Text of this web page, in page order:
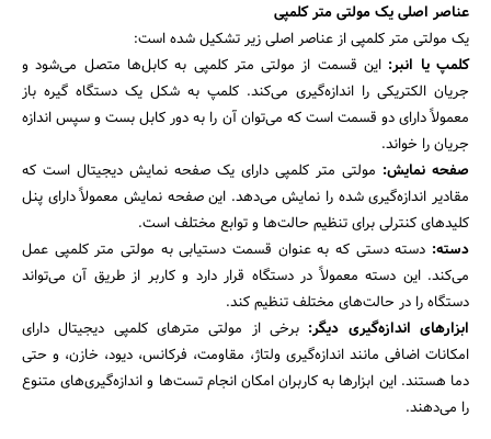
عناصر اصلی یک مولتی متر کلمپی
یک مولتی متر کلمپی از عناصر اصلی زیر تشکیل شده است:
کلمپ یا انبر: این قسمت از مولتی متر کلمپی به کابل‌ها متصل می‌شود و
جریان الکتریکی را اندازه‌گیری می‌کند. کلمپ به شکل یک دستگاه گیره باز
معمولاً دارای دو قسمت است که می‌توان آن را به دور کابل بست و سپس اندازه
جریان را خواند.
صفحه نمایش: مولتی متر کلمپی دارای یک صفحه نمایش دیجیتال است که
مقادیر اندازه‌گیری شده را نمایش می‌دهد. این صفحه نمایش معمولاً دارای پنل
کلیدهای کنترلی برای تنظیم حالت‌ها و توابع مختلف است.
دسته: دسته دستی که به عنوان قسمت دستیابی به مولتی متر کلمپی عمل
می‌کند. این دسته معمولاً در دستگاه قرار دارد و کاربر از طریق آن می‌تواند
دستگاه را در حالت‌های مختلف تنظیم کند.
ابزارهای اندازه‌گیری دیگر: برخی از مولتی مترهای کلمپی دیجیتال دارای
امکانات اضافی مانند اندازه‌گیری ولتاژ، مقاومت، فرکانس، دیود، خازن، و حتی
دما هستند. این ابزارها به کاربران امکان انجام تست‌ها و اندازه‌گیری‌های متنوع
را می‌دهند.